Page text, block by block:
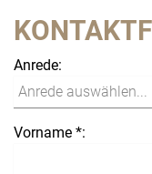
Anrede:
Vorname *: